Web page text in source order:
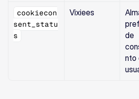
cookiecon
sent_statu
s
Vixiees
de
nto